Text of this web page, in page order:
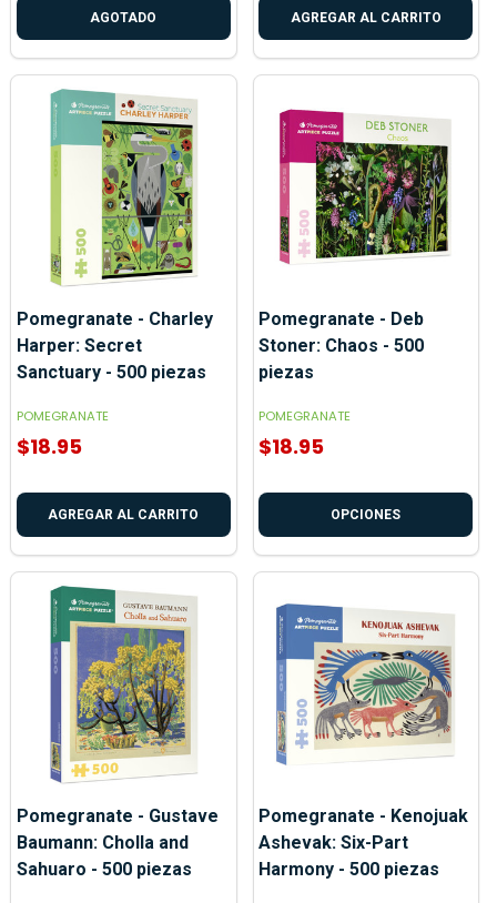
AGOTADO AGREGAR AL CARRITO
Pomegranate - Charley
Harper: Secret
Sanctuary - 500 piezas
POMEGRANATE
$18.95
AGREGAR AL CARRITO
Pomegranate - Deb
Stoner: Chaos - 500
piezas
POMEGRANATE
$18.95
OPCIONES
Pomegranate - Gustave
Baumann: Cholla and
Sahuaro - 500 piezas
Pomegranate - Kenojuak
Ashevak: Six-Part
Harmony - 500 piezas